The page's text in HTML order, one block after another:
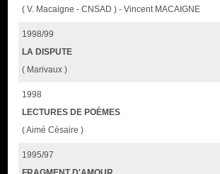
( V. Macaigne - CNSAD ) - Vincent MACAIGNE
1998/99
LA DISPUTE
( Marivaux )
1998
LECTURES DE POÈMES
( Aimé Césaire )
1995/97